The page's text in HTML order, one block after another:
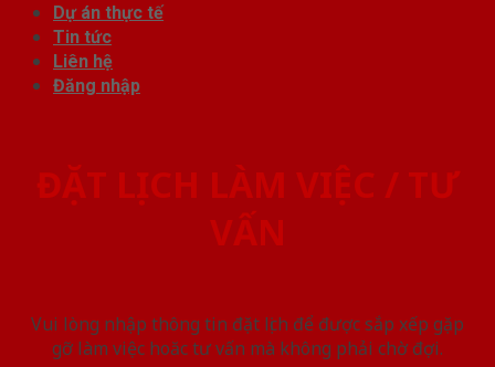
Dự án thực tế
Tin tức
Liên hệ
Đăng nhập
ĐẶT LỊCH LÀM VIỆC / TƯ
VẤN
Vui lòng nhập thông tin đặt lịch để được sắp xếp gặp
gỡ làm việc hoăc tư vấn mà không phải chờ đợi.